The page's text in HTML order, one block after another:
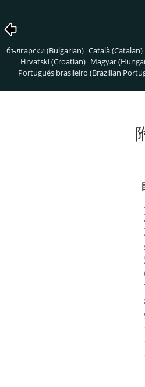
български (Bulgarian) Català (Catalan)
Hrvatski (Croatian) Magyar
Português brasileiro (Brazilian